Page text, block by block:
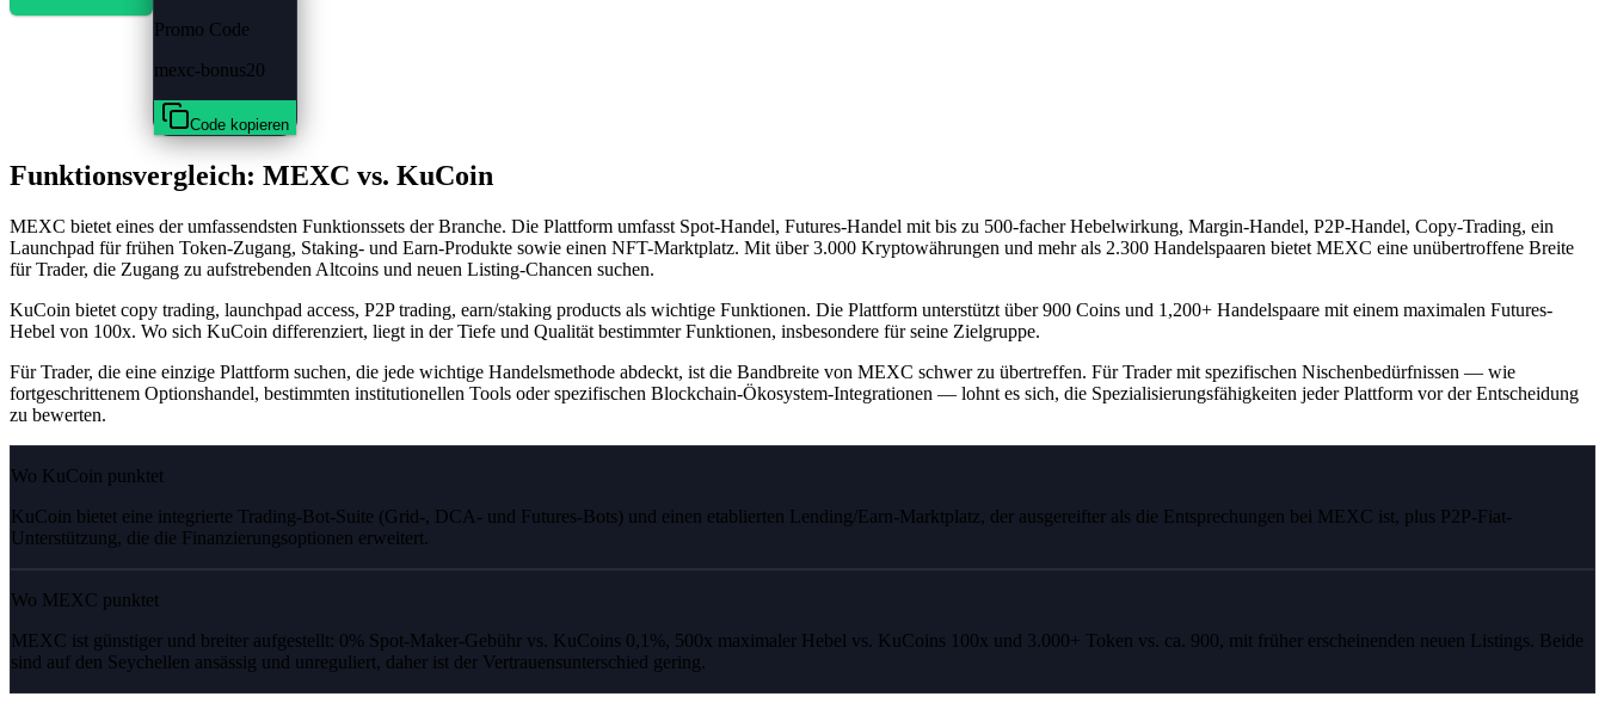
Promo Code
mexc-bonus20
Code kopieren
Funktionsvergleich: MEXC vs. KuCoin
MEXC bietet eines der umfassendsten Funktionssets der Branche. Die Plattform umfasst Spot-Handel, Futures-Handel mit bis zu 500-facher Hebelwirkung, Margin-Handel, P2P-Handel, Copy-Trading, ein
Launchpad für frühen Token-Zugang, Staking- und Earn-Produkte sowie einen NFT-Marktplatz. Mit über 3.000 Kryptowährungen und mehr als 2.300 Handelspaaren bietet MEXC eine unübertroffene Breite
für Trader, die Zugang zu aufstrebenden Altcoins und neuen Listing-Chancen suchen.
KuCoin bietet copy trading, launchpad access, P2P trading, earn/staking products als wichtige Funktionen. Die Plattform unterstützt über 900 Coins und 1,200+ Handelspaare mit einem maximalen Futures-
Hebel von 100x. Wo sich KuCoin differenziert, liegt in der Tiefe und Qualität bestimmter Funktionen, insbesondere für seine Zielgruppe.
Für Trader, die eine einzige Plattform suchen, die jede wichtige Handelsmethode abdeckt, ist die Bandbreite von MEXC schwer zu übertreffen. Für Trader mit spezifischen Nischenbedürfnissen — wie
fortgeschrittenem Optionshandel, bestimmten institutionellen Tools oder spezifischen Blockchain-Ökosystem-Integrationen — lohnt es sich, die Spezialisierungsfähigkeiten jeder Plattform vor der Entscheidung
zu bewerten.
Wo KuCoin punktet
KuCoin bietet eine integrierte Trading-Bot-Suite (Grid-, DCA- und Futures-Bots) und einen etablierten Lending/Earn-Marktplatz, der ausgereifter als die Entsprechungen bei MEXC ist, plus P2P-Fiat-
Unterstützung, die die Finanzierungsoptionen erweitert.
Wo MEXC punktet
MEXC ist günstiger und breiter aufgestellt: 0% Spot-Maker-Gebühr vs. KuCoins 0,1%, 500x maximaler Hebel vs. KuCoins 100x und 3.000+ Token vs. ca. 900, mit früher erscheinenden neuen Listings. Beide
sind auf den Seychellen ansässig und unreguliert, daher ist der Vertrauensunterschied gering.